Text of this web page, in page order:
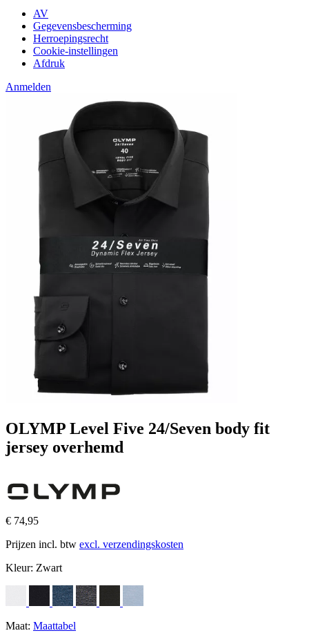
AV
Gegevensbescherming
Herroepingsrecht
Cookie-instellingen
Afdruk
Anmelden
OLYMP Level Five 24/Seven body fit
jersey overhemd
€ 74,95
Prijzen incl. btw excl. verzendingskosten
Kleur: Zwart
Maat: Maattabel